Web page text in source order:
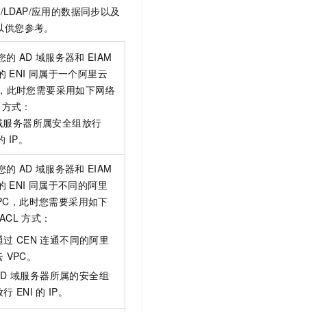
LDAP/应用的数据同步以及
您参考。
的 AD 域服务器和 EIAM
ENI 同属于一个阿里云
此时您需要采用如下网络
方式：
服务器所属安全组放行
IP。
的 AD 域服务器和 EIAM
ENI 同属于不同的阿里
，此时您需要采用如下
ACL 方式：
过 CEN 连通不同的阿里
VPC。
域服务器所属的安全组
行 ENI 的 IP。
的智能体编程平台
企业级人与Agent协作平台，接入和调度多个数字员工
应用创作平台
信息提取
Bolt.diy 一步搞定创意建站
、识别商机，让客服更高效、服务更出色。